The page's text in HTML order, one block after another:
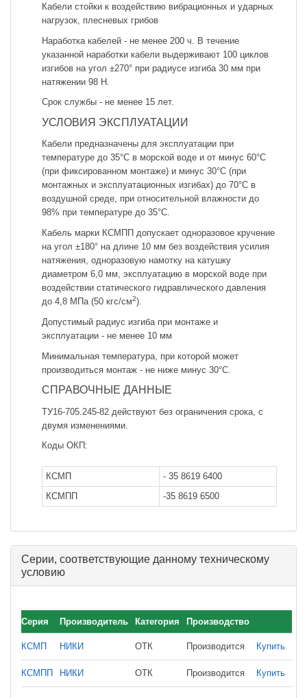
Кабели стойки к воздействию вибрационных и ударных
нагрузок, плесневых грибов
Наработка кабелей - не менее 200 ч. В течение
указанной наработки кабели выдерживают 100 циклов
изгибов на угол ±270° при радиусе изгиба 30 мм при
натяжении 98 Н.
Срок службы - не менее 15 лет.
УСЛОВИЯ ЭКСПЛУАТАЦИИ
Кабели предназначены для эксплуатации при
температуре до 35°С в морской воде и от минус 60°С
(при фиксированном монтаже) и минус 30°С (при
монтажных и эксплуатационных изгибах) до 70°С в
воздушной среде, при относительной влажности до
98% при температуре до 35°С.
Кабель марки КСМПП допускает одноразовое кручение
на угол ±180° на длине 10 мм без воздействия усилия
натяжения, одноразовую намотку на катушку
диаметром 6,0 мм, эксплуатацию в морской воде при
воздействии статического гидравлического давления
до 4,8 МПа (50 кгс/см2).
Допустимый радиус изгиба при монтаже и
эксплуатации - не менее 10 мм
Минимальная температура, при которой может
производиться монтаж - не ниже минус 30°С.
СПРАВОЧНЫЕ ДАННЫЕ
ТУ16-705.245-82 действуют без ограничения срока, с
двумя изменениями.
Коды ОКП:
КСМП
- 35 8619 6400
КСМПП
-35 8619 6500
Серии, соответствующие данному техническому
условию
Серия Производитель Категория Производство
КСМП НИКИ ОТК Производится Купить
КСМПП НИКИ ОТК Производится Купить